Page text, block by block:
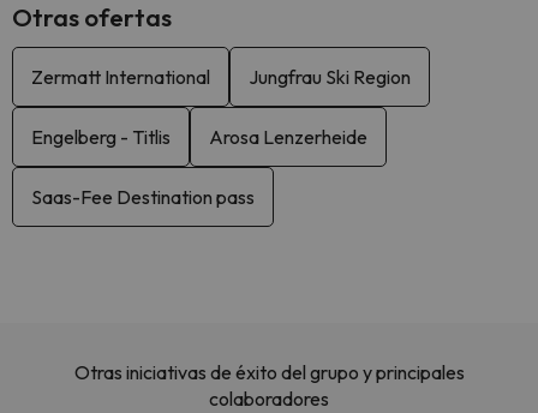
Otras ofertas
Zermatt International Jungfrau Ski Region
Engelberg - Titlis Arosa Lenzerheide
Saas-Fee Destination pass
Otras iniciativas de éxito del grupo y principales
colaboradores